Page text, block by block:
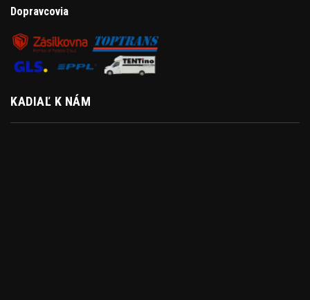
Dopravcovia
KADIAĽ K NÁM